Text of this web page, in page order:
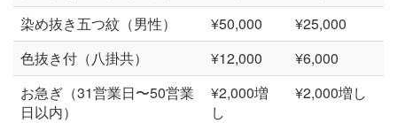
染め抜き五つ紋（男性）
¥50,000
¥25,000
色抜き付（八掛共）
¥12,000
¥6,000
お急ぎ（31営業日〜50営業
日以内）
¥2,000増
し
¥2,000増し